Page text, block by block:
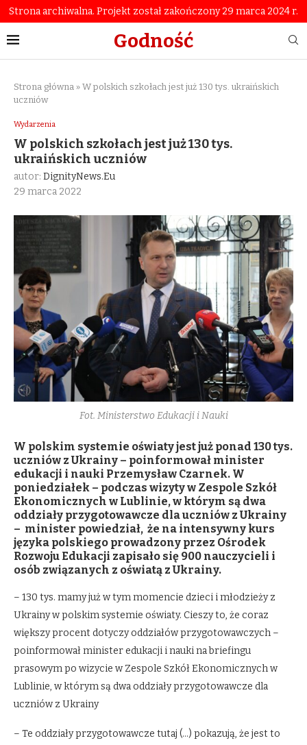
Strona archiwalna. Projekt został zakończony 29 marca 2024 r.
Godność
Strona główna » W polskich szkołach jest już 130 tys. ukraińskich
uczniów
Wydarzenia
W polskich szkołach jest już 130 tys.
ukraińskich uczniów
autor: DignityNews.eu
29 marca 2022
Fot. Ministerstwo Edukacji i Nauki
W polskim systemie oświaty jest już ponad 130 tys.
uczniów z Ukrainy – poinformował minister
edukacji i nauki Przemysław Czarnek. W
poniedziałek – podczas wizyty w Zespole Szkół
Ekonomicznych w Lublinie, w którym są dwa
oddziały przygotowawcze dla uczniów z Ukrainy
– minister powiedział, że na intensywny kurs
języka polskiego prowadzony przez Ośrodek
Rozwoju Edukacji zapisało się 900 nauczycieli i
osób związanych z oświatą z Ukrainy.
– 130 tys. mamy już w tym momencie dzieci i młodzieży z
Ukrainy w polskim systemie oświaty. Cieszy to, że coraz
większy procent dotyczy oddziałów przygotowawczych –
poinformował minister edukacji i nauki na briefingu
prasowym po wizycie w Zespole Szkół Ekonomicznych w
Lublinie, w którym są dwa oddziały przygotowawcze dla
uczniów z Ukrainy
– Te oddziały przygotowawcze tutaj (…) pokazują, że jest to